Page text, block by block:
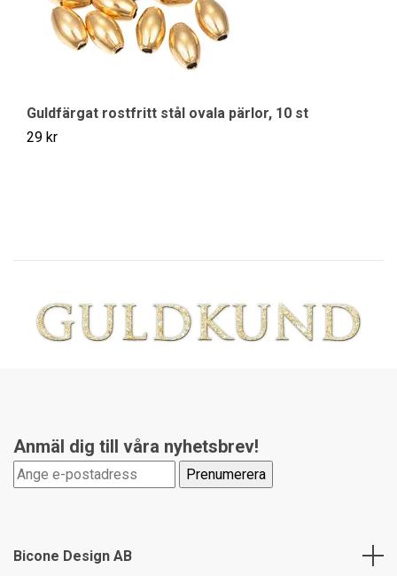
Guldfärgat rostfritt stål ovala pärlor, 10 st
29 kr
Anmäl dig till våra nyhetsbrev!
Bicone Design AB